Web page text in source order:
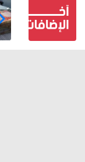
حين